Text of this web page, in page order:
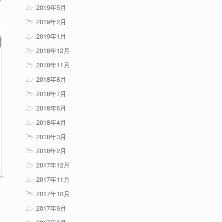
2019年5月
2019年2月
2019年1月
2018年12月
2018年11月
2018年8月
2018年7月
2018年6月
2018年4月
2018年3月
2018年2月
2017年12月
2017年11月
2017年10月
2017年9月